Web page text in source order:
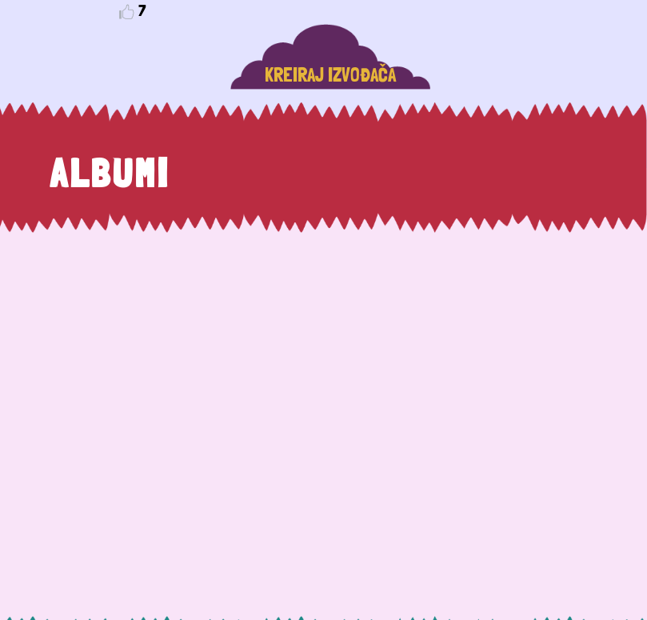
7
KREIRAJ IZVOĐAČA
ALBUMI